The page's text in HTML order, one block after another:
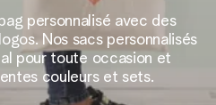
000 avis)
Les clients nous attribuent
Reviews (total de tous les
personnalisé avec des
Nos sacs personnalisés
pour toute occasion et
couleurs et sets.